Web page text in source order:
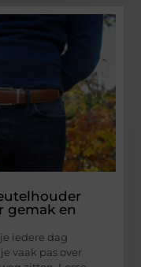
gemak en
iedere dag
vaak pas over